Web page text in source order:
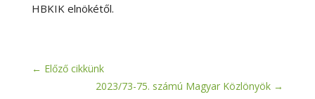
HBKIK elnökétől.
← Előző cikkünk
2023/73-75. számú Magyar Közlönyök →